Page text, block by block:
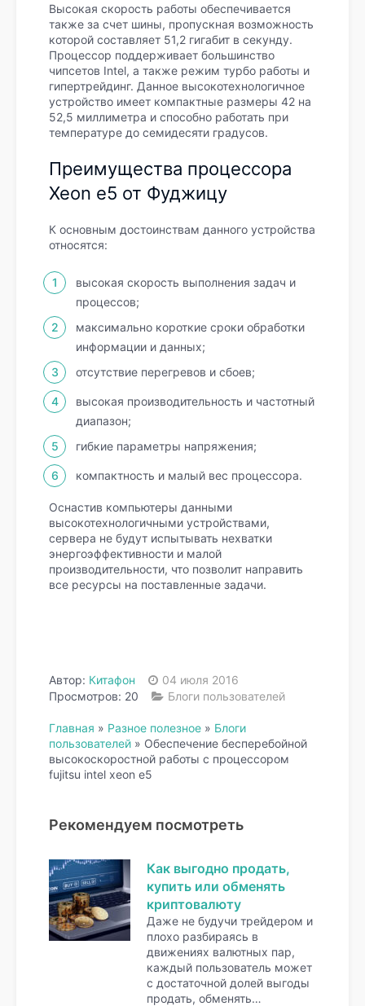
Высокая скорость работы обеспечивается
также за счет шины, пропускная возможность
которой составляет 51,2 гигабит в секунду.
Процессор поддерживает большинство
чипсетов Intel, а также режим турбо работы и
гипертрейдинг. Данное высокотехнологичное
устройство имеет компактные размеры 42 на
52,5 миллиметра и способно работать при
температуре до семидесяти градусов.
Преимущества процессора
Xeon e5 от Фуджицу
К основным достоинствам данного устройства
относятся:
высокая скорость выполнения задач и
процессов;
максимально короткие сроки обработки
информации и данных;
отсутствие перегревов и сбоев;
высокая производительность и частотный
диапазон;
гибкие параметры напряжения;
компактность и малый вес процессора.
Оснастив компьютеры данными
высокотехнологичными устройствами,
сервера не будут испытывать нехватки
энергоэффективности и малой
производительности, что позволит направить
все ресурсы на поставленные задачи.
Автор: Китафон
04 июля 2016
Просмотров: 20
Блоги пользователей
Главная » Разное полезное » Блоги
пользователей » Обеспечение бесперебойной
высокоскоростной работы с процессором
fujitsu intel xeon e5
Рекомендуем посмотреть
Как выгодно продать,
купить или обменять
криптовалюту
Даже не будучи трейдером и
плохо разбираясь в
движениях валютных пар,
каждый пользователь может
с достаточной долей выгоды
продать, обменять…